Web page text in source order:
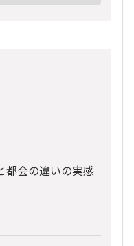
都会の違いの実感